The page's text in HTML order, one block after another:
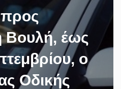
προς
Βουλή, έως
ο
Οδικής